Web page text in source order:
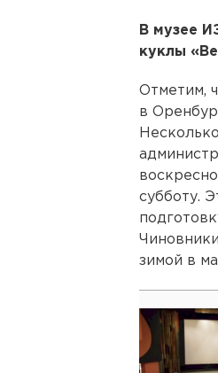
В музее
куклы
Отметим,
в
субботу.
зимой в